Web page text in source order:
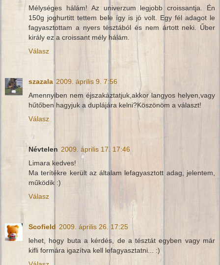
Mélységes hálám! Az univerzum legjobb croissantja. Én
150g joghurtitt tettem bele így is jó volt. Egy fél adagot le
fagyasztottam a nyers tésztából és nem ártott neki. Űber
király ez a croissant mély hálám.
Válasz
szazala 2009. április 9. 7:56
Amennyiben nem éjszakáztatjuk,akkor langyos helyen,vagy
hűtőben hagyjuk a duplájára kelni?Köszönöm a választ!
Válasz
Névtelen 2009. április 17. 17:46
Limara kedves!
Ma terítékre került az általam lefagyasztott adag, jelentem,
működik :)
Válasz
Scofield 2009. április 26. 17:25
lehet, hogy buta a kérdés, de a tésztát egyben vagy már
kifli formára igazítva kell lefagyasztatni... :)